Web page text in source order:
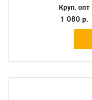
Круп. опт
1 080 р.